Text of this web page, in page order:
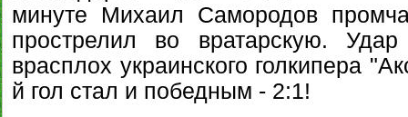
минуте Михаил Самородов
прострелил во вратарскую.
врасплох украинского голкипера
й гол стал и победным - 2:1!